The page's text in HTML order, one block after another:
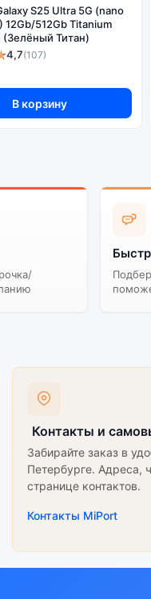
дешевле, но корректная
S25 Ultra 5G (nano
12Gb/512Gb Titanium
(Зелёный Титан)
4,7(107)
В корзину
Контакты и
Забирайте заказ в
Петербурге. Адреса,
странице контактов.
Контакты MiPort